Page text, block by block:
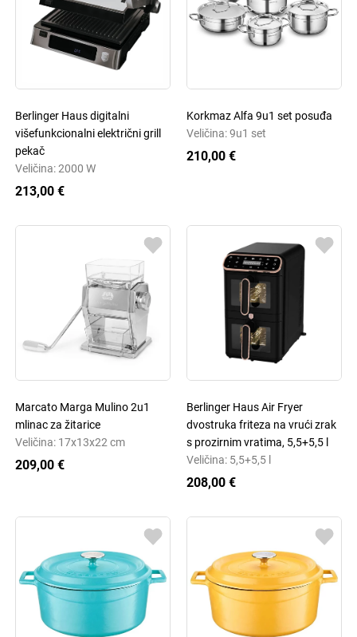
Berlinger Haus digitalni
višefunkcionalni električni grill
pekač
Veličina: 2000 W
213,00 €
Korkmaz Alfa 9u1 set posuđa
Veličina: 9u1 set
210,00 €
Marcato Marga Mulino 2u1
mlinac za žitarice
Veličina: 17x13x22 cm
209,00 €
Berlinger Haus Air Fryer
dvostruka friteza na vrući zrak
s prozirnim vratima, 5,5+5,5 l
Veličina: 5,5+5,5 l
208,00 €